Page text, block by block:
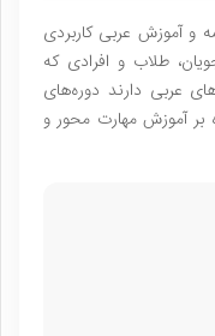
و آموزش عربی کاربردی
طلاب و افرادی که
عربی دارند دوره‌های
بر آموزش مهارت محور و